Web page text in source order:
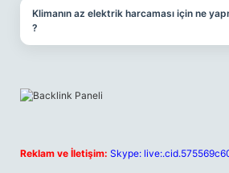
Klimanın az elektrik harcaması için ne
?
Reklam ve İletişim: Skype: